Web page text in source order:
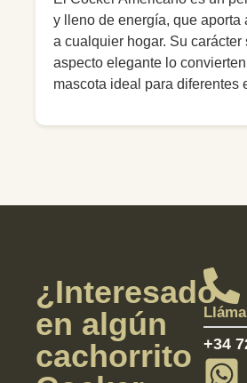
y lleno de energía, que aporta
a cualquier hogar. Su carácter
aspecto elegante lo
mascota ideal para diferentes
¿Interesado
en algún
cachorrito
+34